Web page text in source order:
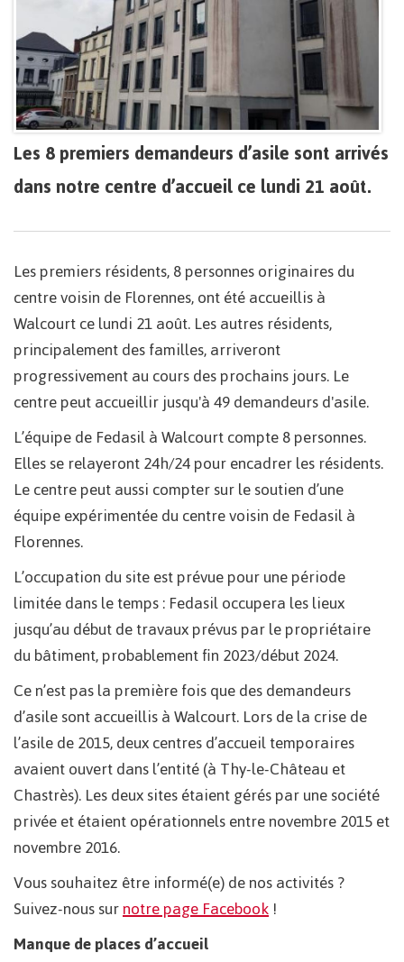
Les 8 premiers demandeurs d’asile sont arrivés
dans notre centre d’accueil ce lundi 21 août.
Les premiers résidents, 8 personnes originaires du
centre voisin de Florennes, ont été accueillis à
Walcourt ce lundi 21 août. Les autres résidents,
principalement des familles, arriveront
progressivement au cours des prochains jours. Le
centre peut accueillir jusqu'à 49 demandeurs d'asile.
L’équipe de Fedasil à Walcourt compte 8 personnes.
Elles se relayeront 24h/24 pour encadrer les résidents.
Le centre peut aussi compter sur le soutien d’une
équipe expérimentée du centre voisin de Fedasil à
Florennes.
L’occupation du site est prévue pour une période
limitée dans le temps : Fedasil occupera les lieux
jusqu’au début de travaux prévus par le propriétaire
du bâtiment, probablement fin 2023/début 2024.
Ce n’est pas la première fois que des demandeurs
d’asile sont accueillis à Walcourt. Lors de la crise de
l’asile de 2015, deux centres d’accueil temporaires
avaient ouvert dans l’entité (à Thy-le-Château et
Chastrès). Les deux sites étaient gérés par une société
privée et étaient opérationnels entre novembre 2015 et
novembre 2016.
Vous souhaitez être informé(e) de nos activités ?
Suivez-nous surnotre page Facebook!
Manque de places d’accueil